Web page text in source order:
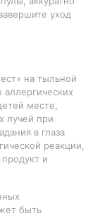
уход
на тыльной
месте,
лучей при
в глаза
реакции,
и
быть